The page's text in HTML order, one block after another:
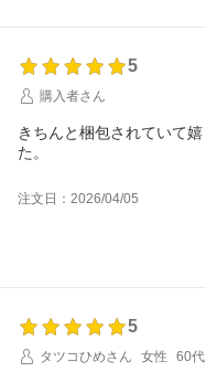
5
購入者さん
きちんと梱包されていて
た。
注文日：2026/04/05
5
タツコひめさん
女性 60代